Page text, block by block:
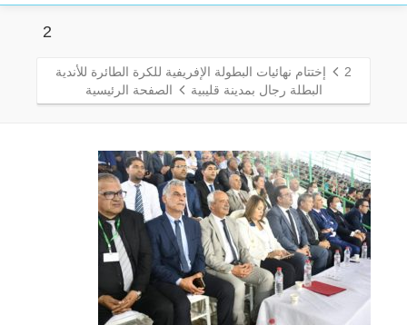
2
2
إختتام نهائيات البطولة الإفريفية للكرة الطائرة للأندية
البطلة رجال بمدينة قليبية
الصفحة الرئيسية